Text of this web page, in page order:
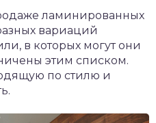
ламинированных
вариаций
в которых могут они
этим списком.
по стилю и